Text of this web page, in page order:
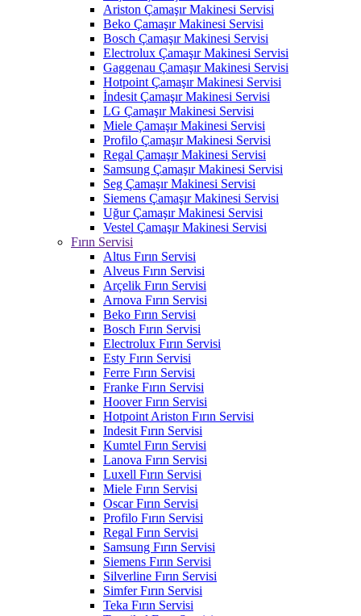
Ariston Çamaşır Makinesi Servisi
Beko Çamaşır Makinesi Servisi
Bosch Çamaşır Makinesi Servisi
Electrolux Çamaşır Makinesi Servisi
Gaggenau Çamaşır Makinesi Servisi
Hotpoint Çamaşır Makinesi Servisi
İndesit Çamaşır Makinesi Servisi
LG Çamaşır Makinesi Servisi
Miele Çamaşır Makinesi Servisi
Profilo Çamaşır Makinesi Servisi
Regal Çamaşır Makinesi Servisi
Samsung Çamaşır Makinesi Servisi
Seg Çamaşır Makinesi Servisi
Siemens Çamaşır Makinesi Servisi
Uğur Çamaşır Makinesi Servisi
Vestel Çamaşır Makinesi Servisi
Fırın Servisi
Altus Fırın Servisi
Alveus Fırın Servisi
Arçelik Fırın Servisi
Arnova Fırın Servisi
Beko Fırın Servisi
Bosch Fırın Servisi
Electrolux Fırın Servisi
Esty Fırın Servisi
Ferre Fırın Servisi
Franke Fırın Servisi
Hoover Fırın Servisi
Hotpoint Ariston Fırın Servisi
Indesit Fırın Servisi
Kumtel Fırın Servisi
Lanova Fırın Servisi
Luxell Fırın Servisi
Miele Fırın Servisi
Oscar Fırın Servisi
Profilo Fırın Servisi
Regal Fırın Servisi
Samsung Fırın Servisi
Siemens Fırın Servisi
Silverline Fırın Servisi
Simfer Fırın Servisi
Teka Fırın Servisi